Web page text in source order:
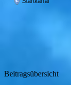
Beitragsübersicht